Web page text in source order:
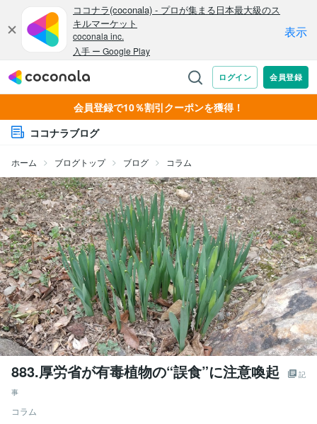
会員登録で10％割引クーポンを獲得！
ココナラブログ
ホーム ブログトップ ブログ コラム
883.厚労省が有毒植物の“誤食”に注意喚起
記
事
コラム